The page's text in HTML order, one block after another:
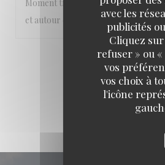
avec les
publicités
Cliquez
refuser » ou
vos
vos choix à
l'icône
Moment très agréable les pieds
et autour de bons plats
1 2